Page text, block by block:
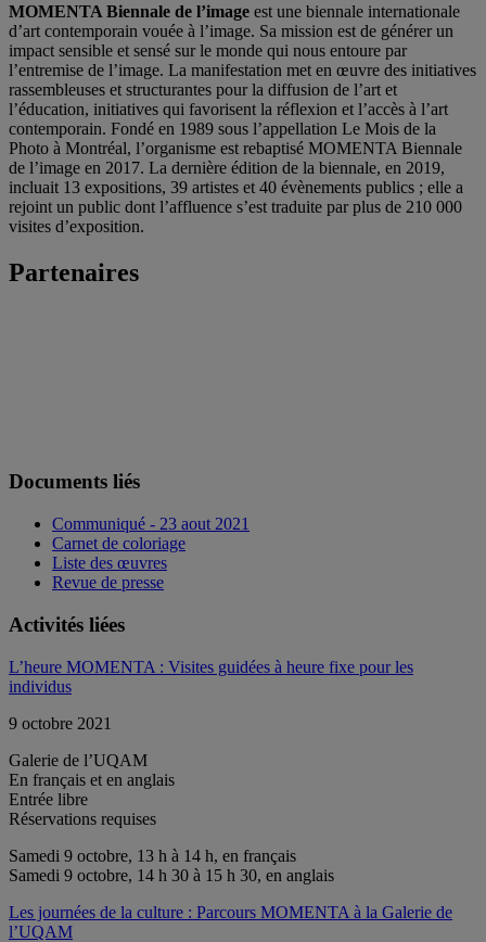
MOMENTA Biennale de l’image est une biennale internationale
d’art contemporain vouée à l’image. Sa mission est de générer un
impact sensible et sensé sur le monde qui nous entoure par
l’entremise de l’image. La manifestation met en œuvre des initiatives
rassembleuses et structurantes pour la diffusion de l’art et
l’éducation, initiatives qui favorisent la réflexion et l’accès à l’art
contemporain. Fondé en 1989 sous l’appellation Le Mois de la
Photo à Montréal, l’organisme est rebaptisé MOMENTA Biennale
de l’image en 2017. La dernière édition de la biennale, en 2019,
incluait 13 expositions, 39 artistes et 40 évènements publics ; elle a
rejoint un public dont l’affluence s’est traduite par plus de 210 000
visites d’exposition.
Partenaires
Documents liés
Communiqué - 23 aout 2021
Carnet de coloriage
Liste des œuvres
Revue de presse
Activités liées
L’heure MOMENTA : Visites guidées à heure fixe pour les
individus
9 octobre 2021
Galerie de l’UQAM
En français et en anglais
Entrée libre
Réservations requises
Samedi 9 octobre, 13 h à 14 h, en français
Samedi 9 octobre, 14 h 30 à 15 h 30, en anglais
Les journées de la culture : Parcours MOMENTA à la Galerie de
l’UQAM